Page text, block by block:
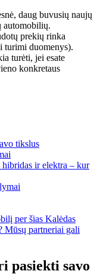
daug buvusių naujų
automobilių.
prekių rinka
turimi duomenys).
turėti, jei esate
konkretaus
tikslus
ir elektra – kur
per šias Kalėdas
Mūsų partneriai gali
pasiekti savo